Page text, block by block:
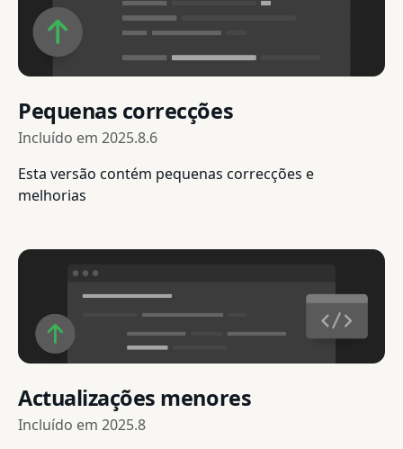
Pequenas correcções
Incluído em 2025.8.6
Esta versão contém pequenas correcções e
melhorias
Actualizações menores
Incluído em 2025.8